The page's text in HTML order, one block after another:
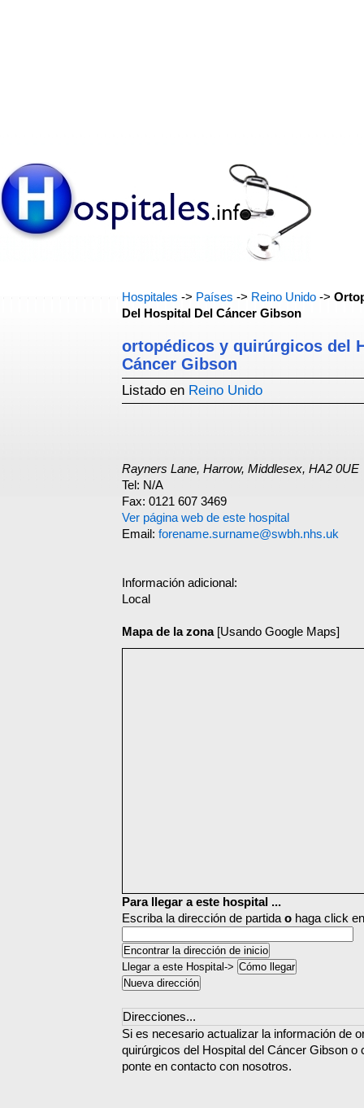
Hospitales -> Países -> Reino Unido ->
Del Hospital Del Cáncer Gibson
ortopédicos y quirúrgicos del
Cáncer Gibson
Listado en Reino Unido
Rayners Lane, Harrow, Middlesex, HA2 0UE
Tel: N/A
Fax: 0121 607 3469
Ver página web de este hospital
Email: forename.surname@swbh.nhs.uk
Información adicional:
Local
Mapa de la zona[Usando Google Maps]
Para llegar a este hospital ...
Escriba la dirección de partida o haga click
Llegar a este Hospital->
Direcciones...
Si es necesario actualizar la información de
quirúrgicos del Hospital del Cáncer Gibson o
ponte en contacto con nosotros.